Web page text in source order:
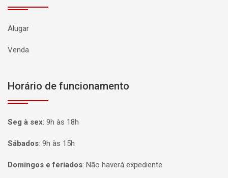
Alugar
Venda
Horário de funcionamento
Seg à sex: 9h às 18h
Sábados: 9h às 15h
Domingos e feriados: Não haverá expediente